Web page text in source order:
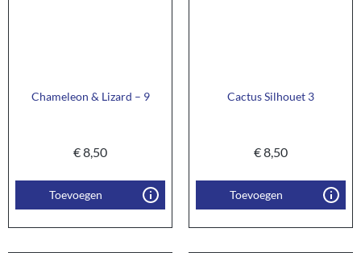
Chameleon & Lizard – 9
€8,50
Toevoegen
Cactus Silhouet 3
€8,50
Toevoegen